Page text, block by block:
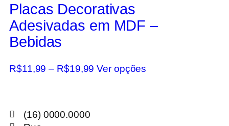
Placas Decorativas
Adesivadas em MDF –
Bebidas
R$11,99 – R$19,99 Ver opções
(16) 0000.0000